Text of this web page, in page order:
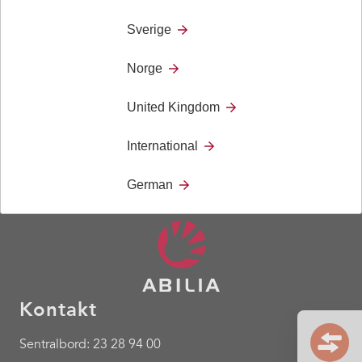
OBS! Passer bare til Andromedamottakere.
Kontakt
Sentralbord: 23 28 94 00
Sverige
Norge
United Kingdom
International
German